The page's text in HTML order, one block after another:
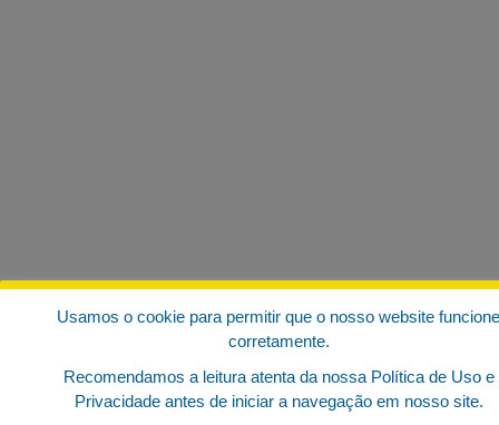
Usamos o cookie para permitir que o nosso website funcione
corretamente.
Recomendamos a leitura atenta da nossa Política de Uso e
Privacidade antes de iniciar a navegação em nosso site.